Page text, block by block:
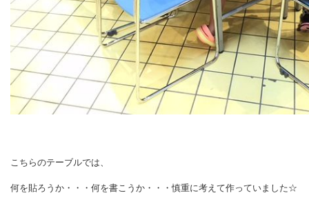
こちらのテーブルでは、
何を貼ろうか・・・何を書こうか・・・慎重に考えて作っていました☆